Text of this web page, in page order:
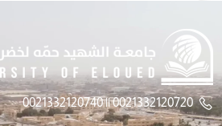
0021332120720 || 0021332120740